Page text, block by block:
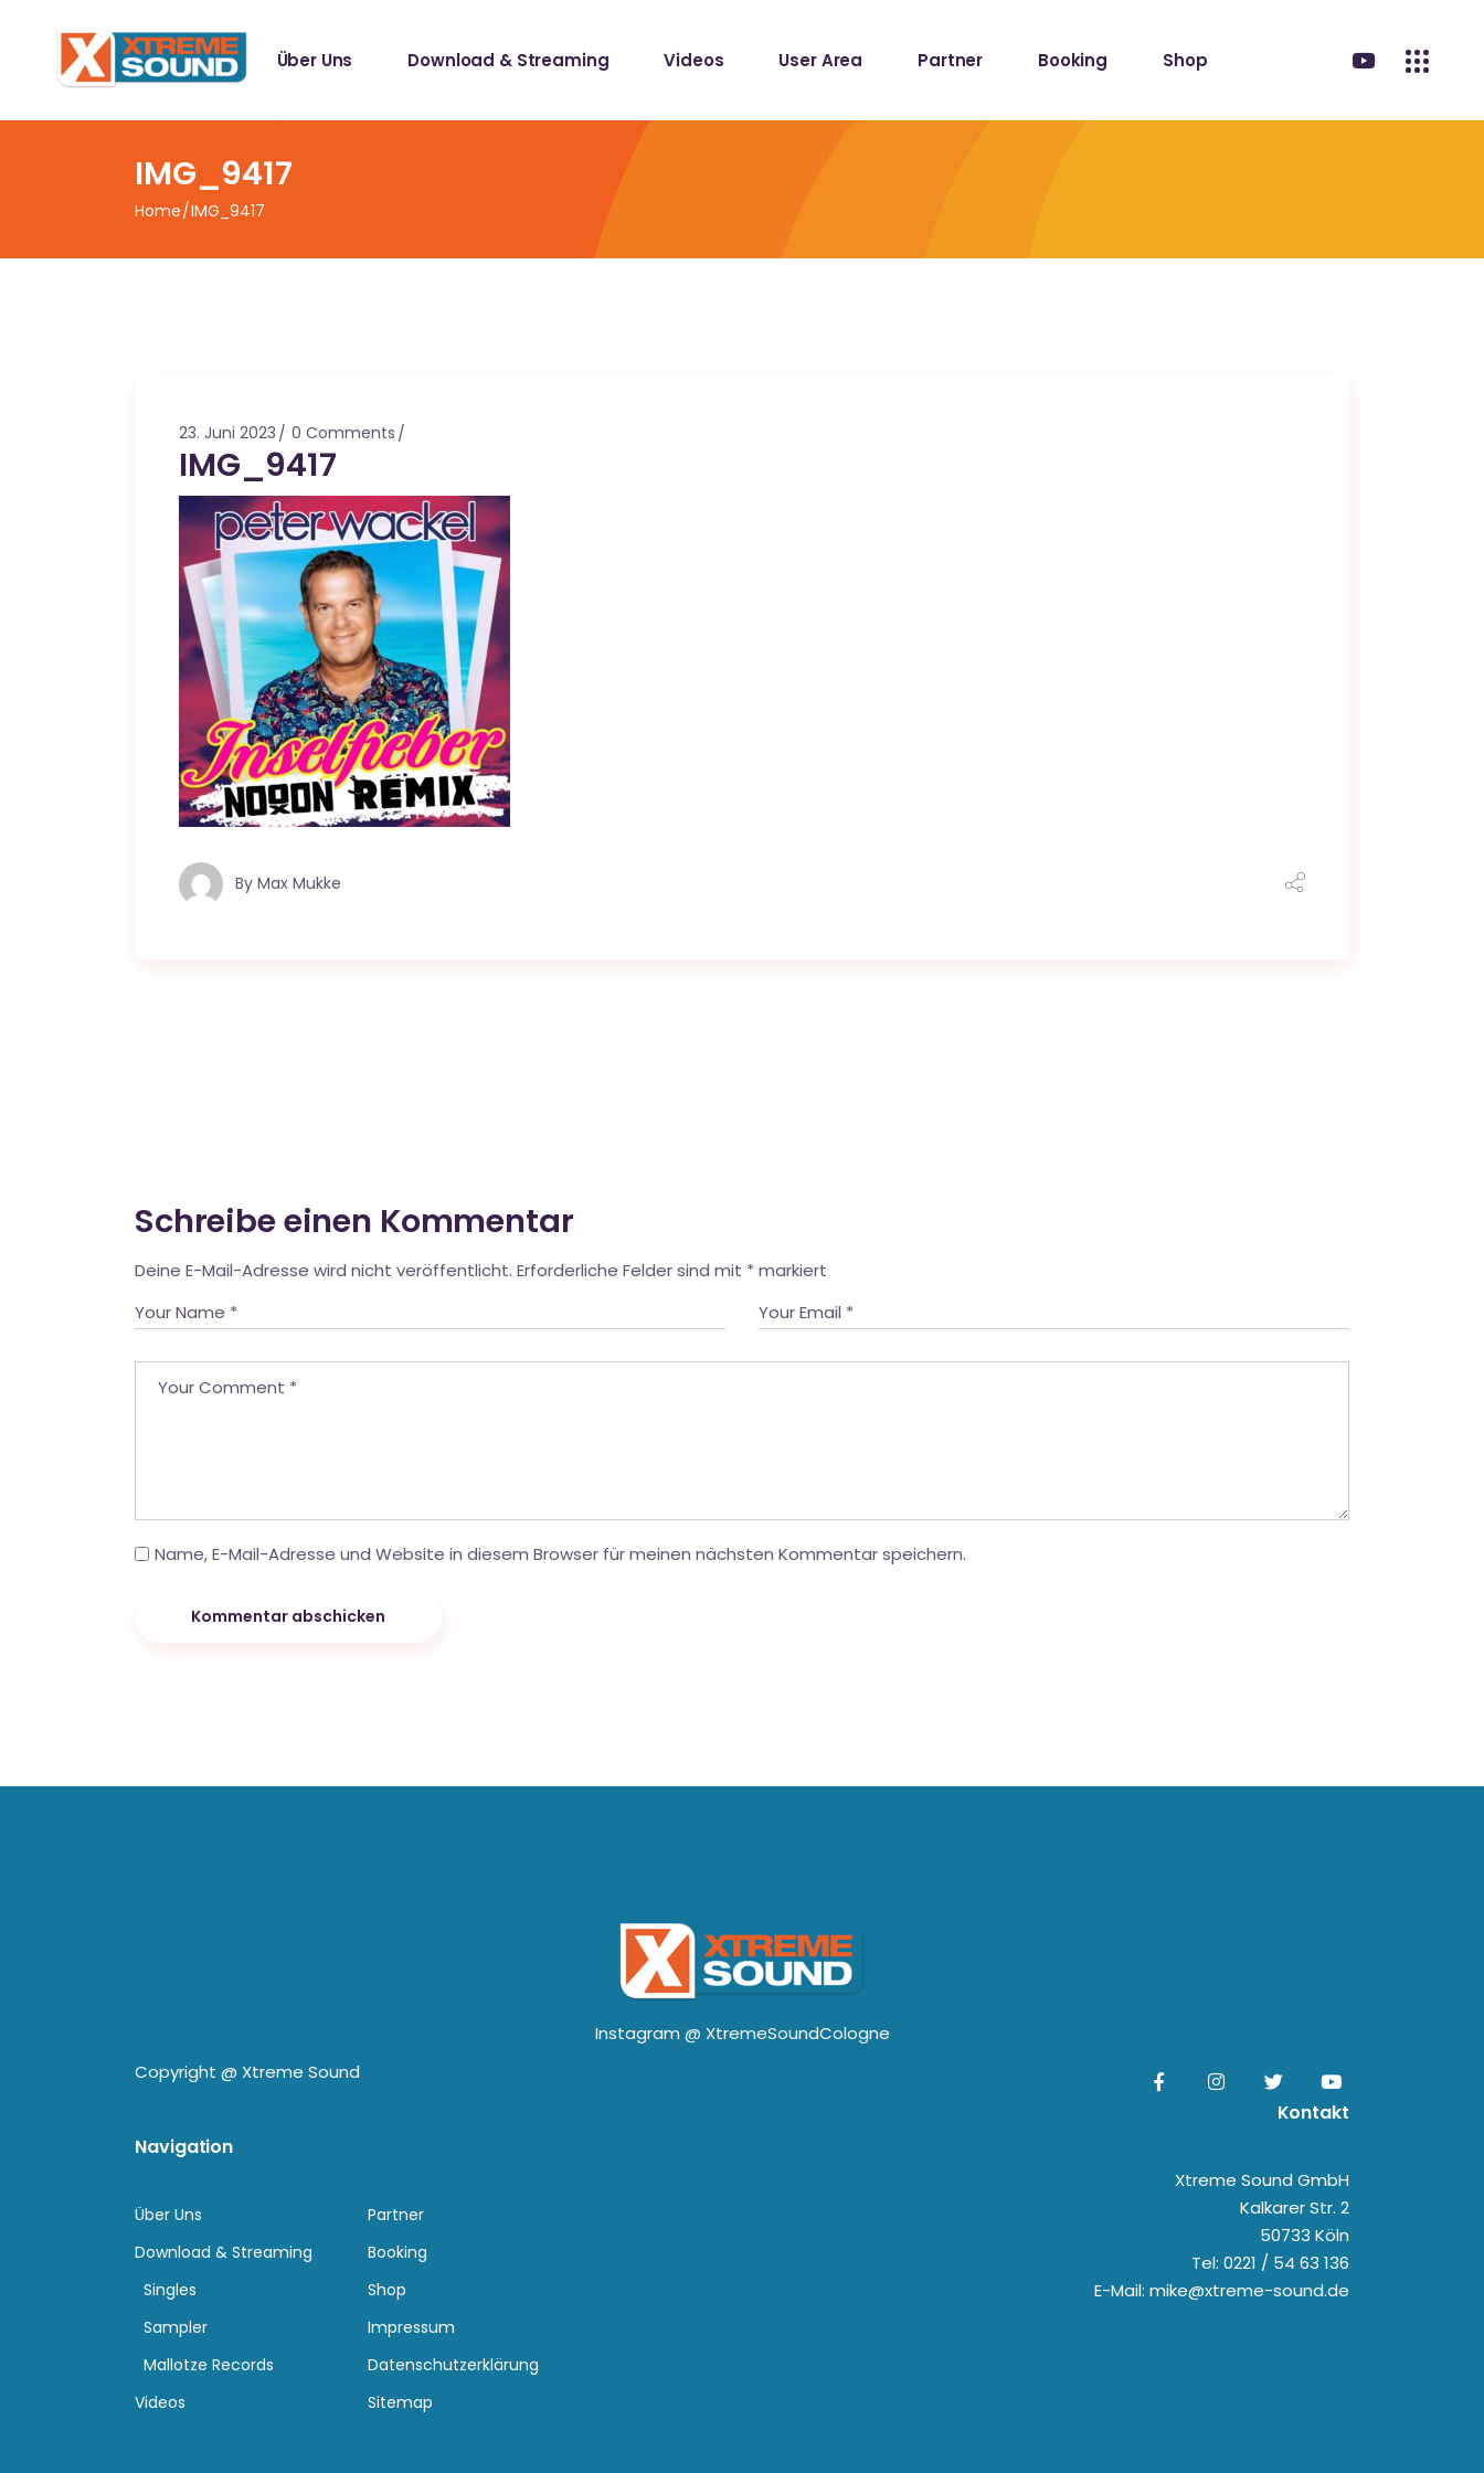
Über Uns Download & Streaming
Mallotze Records
Videos User Area Partner Booking Shop
Sampler
IMG_9417
Home IMG_9417
23. Juni 2023 0 Comments
IMG_9417
By Max Mukke
Schreibe einen Kommentar
Deine E-Mail-Adresse wird nicht veröffentlicht. Erforderliche Felder sind mit * markiert
Name, E-Mail-Adresse und Website in diesem Browser für meinen nächsten Kommentar speichern.
Kommentar abschicken
Instagram @ XtremeSoundCologne
Copyright @ Xtreme Sound
Navigation
Über Uns
Download & Streaming
Singles
Sampler
Mallotze Records
Videos
Partner
Booking
Shop
Impressum
Datenschutzerklärung
Sitemap
Kontakt
Xtreme Sound GmbH
Kalkarer Str. 2
50733 Köln
Tel: 0221 / 54 63 136
E-Mail: mike@xtreme-sound.de